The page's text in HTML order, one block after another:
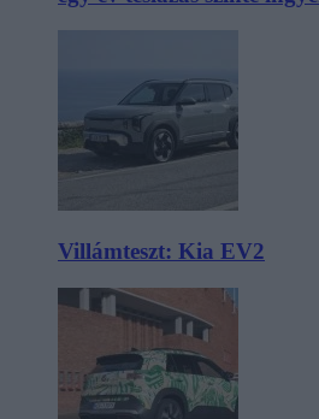
Villámteszt: Kia EV2